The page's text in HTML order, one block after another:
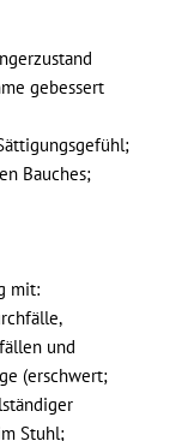
gebessert
Bauches;
mit:
und
(erschwert;
Stuhl;